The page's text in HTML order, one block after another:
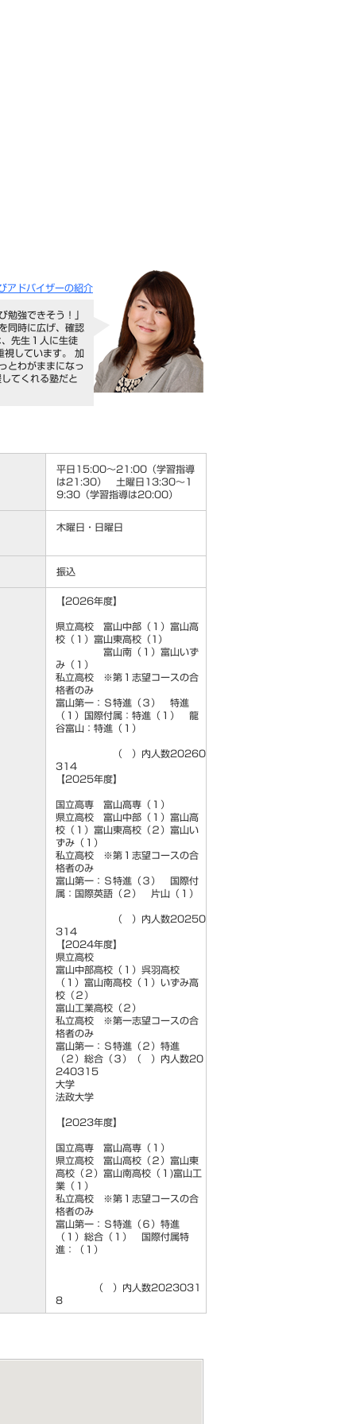
アドバイザーの紹介
勉強できそう！」
同時に広げ、確認
先生１人に生徒
視しています。 加
とわがままになっ
てくれる塾だと
平日15:00～21:00（学習指導
は21:30） 土曜日13:30～1
9:30（学習指導は20:00）
木曜日・日曜日
振込
【2026年度】
県立高校 富山中部（１）富山高
校（１）富山東高校（1）
富山南（１）富山いず
み（１）
私立高校 ※第１志望コースの合
格者のみ
富山第一：Ｓ特進（３） 特進
（１）国際付属：特進（１） 龍
谷富山：特進（１）
（ ）内人数20260
314
【2025年度】
国立高専 富山高専（１）
県立高校 富山中部（１）富山高
校（１）富山東高校（２）富山い
ずみ（１）
私立高校 ※第１志望コースの合
格者のみ
富山第一：Ｓ特進（３） 国際付
属：国際英語（２） 片山（１）
（ ）内人数20250
314
【2024年度】
県立高校
富山中部高校（１）呉羽高校
（１）富山南高校（１）いずみ高
校（２）
富山工業高校（２）
私立高校 ※第一志望コースの合
格者のみ
富山第一：Ｓ特進（２）特進
（２）総合（３）（ ）内人数20
240315
大学
法政大学
【2023年度】
国立高専 富山高専（１）
県立高校 富山高校（２）富山東
高校（２）富山南高校（１)富山工
業（１）
私立高校 ※第１志望コースの合
格者のみ
富山第一：Ｓ特進（６）特進
（１）総合（１） 国際付属特
進：（１）
（ ）内人数2023031
8